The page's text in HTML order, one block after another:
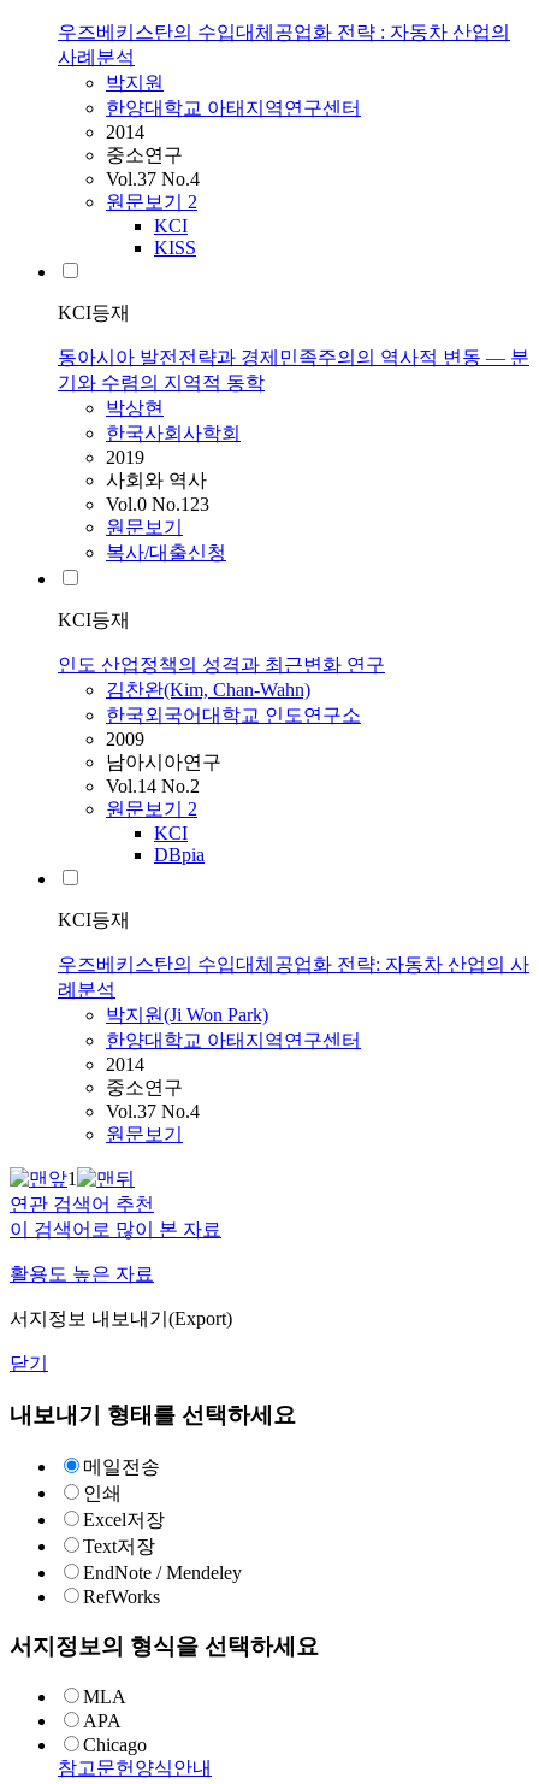
우즈베키스탄의 수입대체공업화 전략 : 자동차 산업의
사례분석
박지원
한양대학교 아태지역연구센터
2014
중소연구
Vol.37 No.4
원문보기 2
KCI
KISS
KCI등재
동아시아 발전전략과 경제민족주의의 역사적 변동 — 분
기와 수렴의 지역적 동학
박상현
한국사회사학회
2019
사회와 역사
Vol.0 No.123
원문보기
복사/대출신청
KCI등재
인도 산업정책의 성격과 최근변화 연구
김찬완(Kim, Chan-Wahn)
한국외국어대학교 인도연구소
2009
남아시아연구
Vol.14 No.2
원문보기 2
KCI
DBpia
KCI등재
우즈베키스탄의 수입대체공업화 전략: 자동차 산업의 사
례분석
박지원(Ji Won Park)
한양대학교 아태지역연구센터
2014
중소연구
Vol.37 No.4
원문보기
1
연관 검색어 추천
이 검색어로 많이 본 자료
활용도 높은 자료
서지정보 내보내기(Export)
닫기
내보내기 형태를 선택하세요
메일전송
인쇄
Excel저장
Text저장
EndNote / Mendeley
RefWorks
서지정보의 형식을 선택하세요
MLA
APA
Chicago
참고문헌양식안내